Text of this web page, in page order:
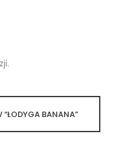
“ŁODYGA BANANA”